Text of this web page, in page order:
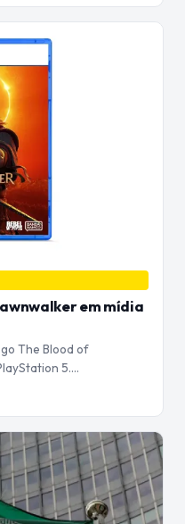
em mídia
The Blood of
5.…